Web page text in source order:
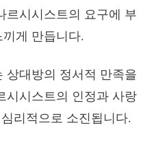
르시시스트의 요구에 부
게 만듭니다.
상대방의 정서적 만족을
시시스트의 인정과 사랑
리적으로 소진됩니다.